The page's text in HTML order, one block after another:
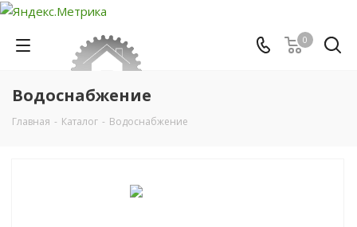
0
Водоснабжение
Главная - Каталог - Водоснабжение